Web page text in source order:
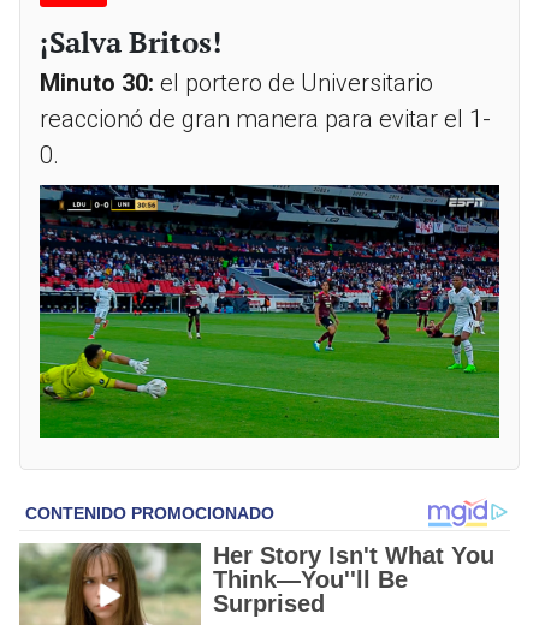
¡Salva Britos!
Minuto 30: el portero de Universitario
reaccionó de gran manera para evitar el 1-
0.